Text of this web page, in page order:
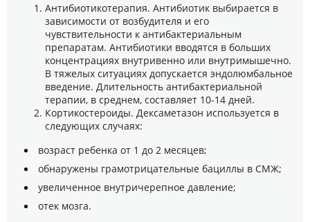
Антибиотикотерапия. Антибиотик выбирается в
зависимости от возбудителя и его
чувствительности к антибактериальным
препаратам. Антибиотики вводятся в больших
концентрациях внутривенно или внутримышечно.
В тяжелых ситуациях допускается эндолюмбальное
введение. Длительность антибактериальной
терапии, в среднем, составляет 10-14 дней.
Кортикостероиды. Дексаметазон используется в
следующих случаях:
возраст ребенка от 1 до 2 месяцев;
обнаружены грамотрицательные бациллы в СМЖ;
увеличенное внутричерепное давление;
отек мозга.